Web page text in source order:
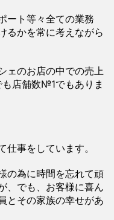
ート等々全ての業務
るかを常に考えながら
ェのお店の中での売上
店舗数№1でもありま
事をしています。
の為に時間を忘れて頑
、でも、お客様に喜ん
とその家族の幸せがあ